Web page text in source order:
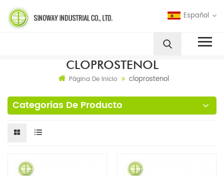
Español
CLOPROSTENOL
Página De Inicio cloprostenol
Categorías De Producto